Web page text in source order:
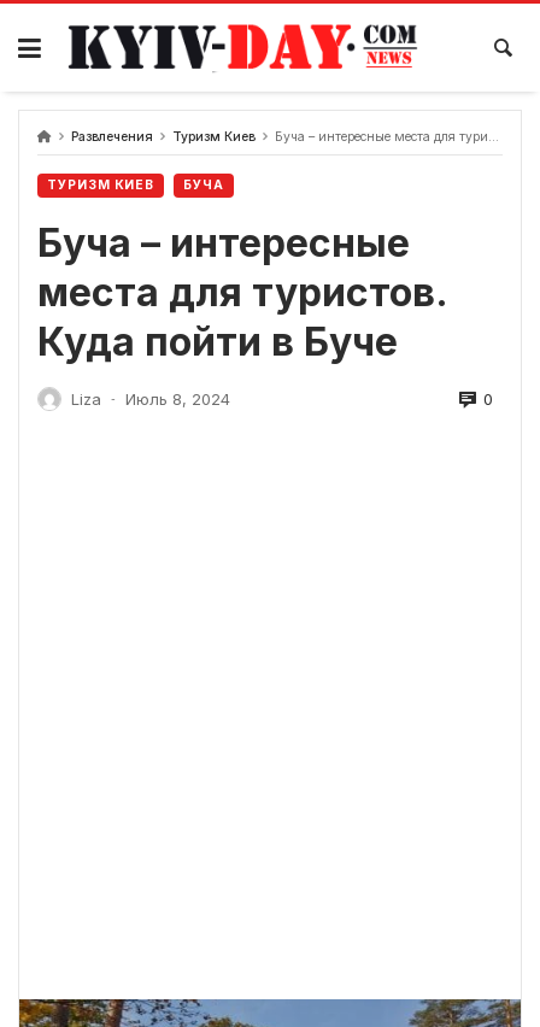
перейти
содержанию
Развлечения Туризм Киев Буча – интересные места для туристов. Куда пойти в Буче
ТУРИЗМ КИЕВ БУЧА
Буча – интересные
места для туристов.
Куда пойти в Буче
Liza - Июль 8, 2024 0